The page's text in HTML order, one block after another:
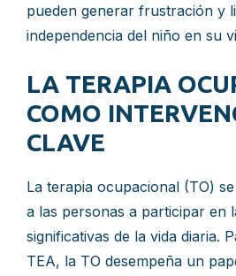
pueden generar frustración y
independencia del niño en su
LA TERAPIA
COMO
CLAVE
La terapia ocupacional (TO)
a las personas a participar en
significativas de la vida diaria.
TEA, la TO desempeña un